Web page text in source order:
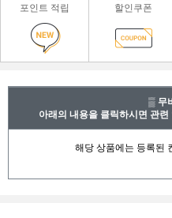
포인트 적립
할인쿠폰
▒ 무
아래의 내용을 클릭하시면 관